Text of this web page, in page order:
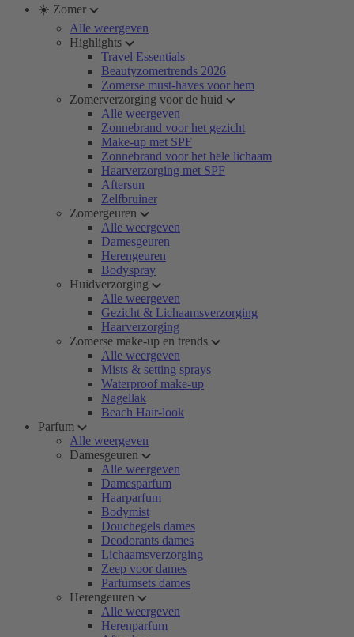
☀️ Zomer
Alle weergeven
Highlights
Travel Essentials
Beautyzomertrends 2026
Zomerse must-haves voor hem
Zomerverzorging voor de huid
Alle weergeven
Zonnebrand voor het gezicht
Make-up met SPF
Zonnebrand voor het hele lichaam
Haarverzorging met SPF
Aftersun
Zelfbruiner
Zomergeuren
Alle weergeven
Damesgeuren
Herengeuren
Bodyspray
Huidverzorging
Alle weergeven
Gezicht & Lichaamsverzorging
Haarverzorging
Zomerse make-up en trends
Alle weergeven
Mists & setting sprays
Waterproof make-up
Nagellak
Beach Hair-look
Parfum
Alle weergeven
Damesgeuren
Alle weergeven
Damesparfum
Haarparfum
Bodymist
Douchegels dames
Deodorants dames
Lichaamsverzorging
Zeep voor dames
Parfumsets dames
Herengeuren
Alle weergeven
Herenparfum